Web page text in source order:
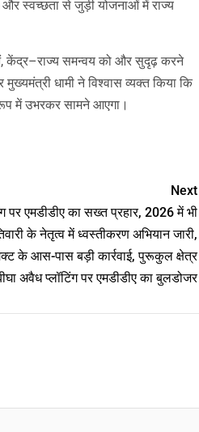
स्वच्छता से जुड़ी योजनाओं में राज्य
केंद्र–राज्य समन्वय को और सुदृढ़ करने
धामी ने विश्वास व्यक्त किया कि
में उभरकर सामने आएगा।
Next
पर एमडीडीए का सख्त प्रहार, 2026 में भी
के नेतृत्व में ध्वस्तीकरण अभियान जारी,
के आस-पास बड़ी कार्रवाई, पुरूकुल क्षेत्र
अवैध प्लॉटिंग पर एमडीडीए का बुलडोजर